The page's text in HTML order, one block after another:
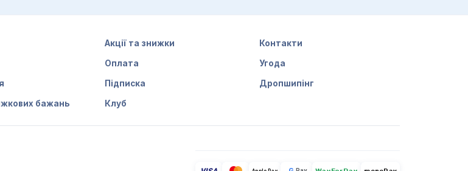
Акції та знижки Контакти
Оплата Угода
Підписка Дропшипінг
бажань Клуб